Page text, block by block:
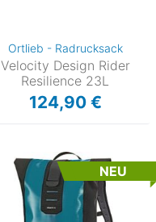
Ortlieb - Radrucksack
Velocity Design Rider
Resilience 23L
124,90 €
NEU